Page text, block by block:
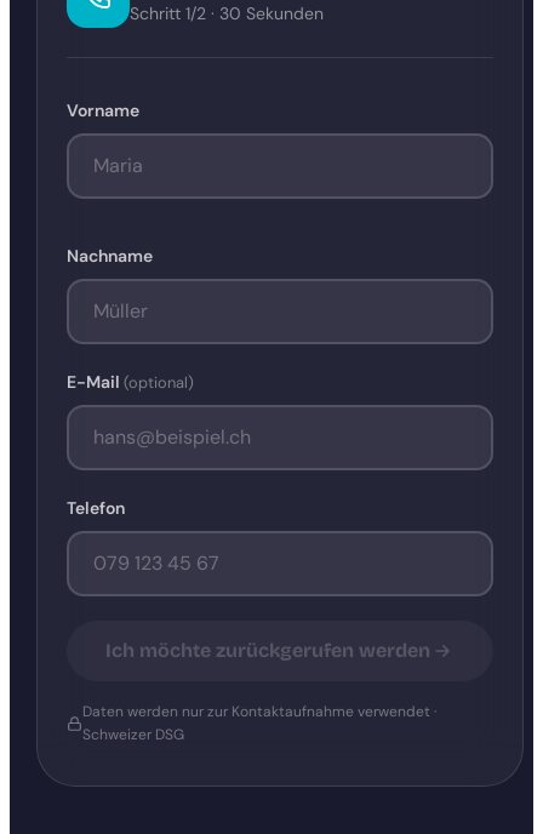
Schritt 1/2 · 30 Sekunden
Vorname
Nachname
E-Mail(optional)
Telefon
Ich möchte zurückgerufen werden
Daten werden nur zur Kontaktaufnahme verwendet ·
Schweizer DSG